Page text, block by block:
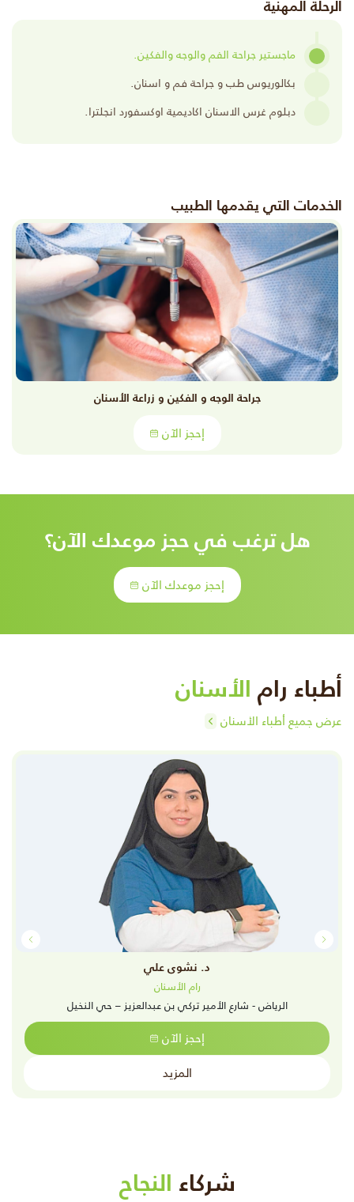
الرحلة المهنية
ماجستير جراحة الفم والوجه والفكين.
بكالوريوس طب و جراحة فم و اسنان.
دبلوم غرس الاسنان اكاديمية اوكسفورد انجلترا.
الخدمات التي يقدمها الطبيب
جراحة الوجه و الفكين و زراعة الأسنان
إحجز الآن
هل ترغب في حجز موعدك الآن؟
إحجز موعدك الآن
أطباء رامالأسنان
عرض جميع أطباء الأسنان
د. نشوى علي
رام الأسنان
الرياض - شارع الأمير تركي بن عبدالعزيز – حي النخيل
إحجز الآن
المزيد
شركاء النجاح